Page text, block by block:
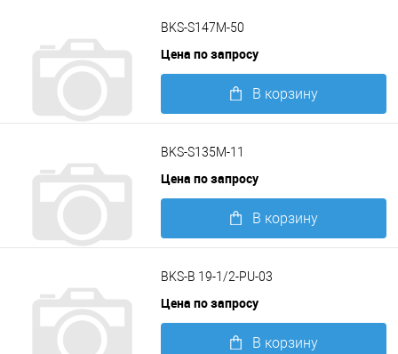
BKS-S147M-50
Цена по запросу
В корзину
BKS-S135M-11
Цена по запросу
В корзину
BKS-B 19-1/2-PU-03
Цена по запросу
В корзину